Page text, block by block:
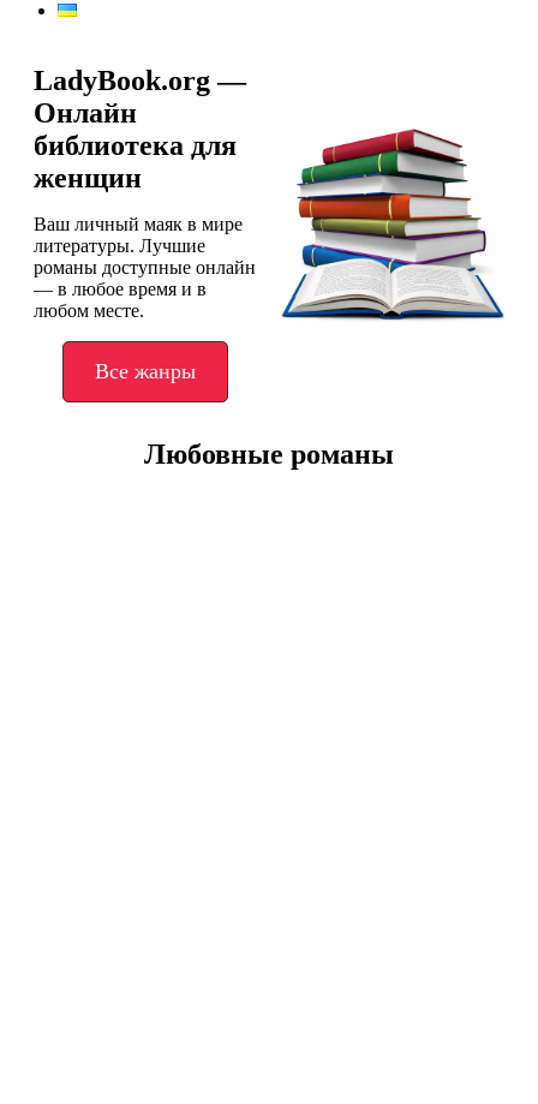
LadyBook.org —
Онлайн
библиотека для
женщин
Ваш личный маяк в мире
литературы. Лучшие
романы доступные онлайн
— в любое время и в
любом месте.
Все жанры
Любовные романы